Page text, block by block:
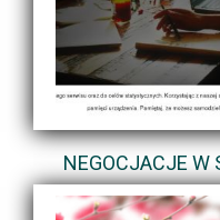
NEGOCJACJE W